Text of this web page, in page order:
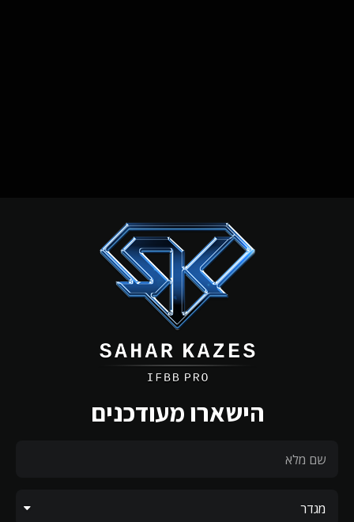
הישארו מעודכנים